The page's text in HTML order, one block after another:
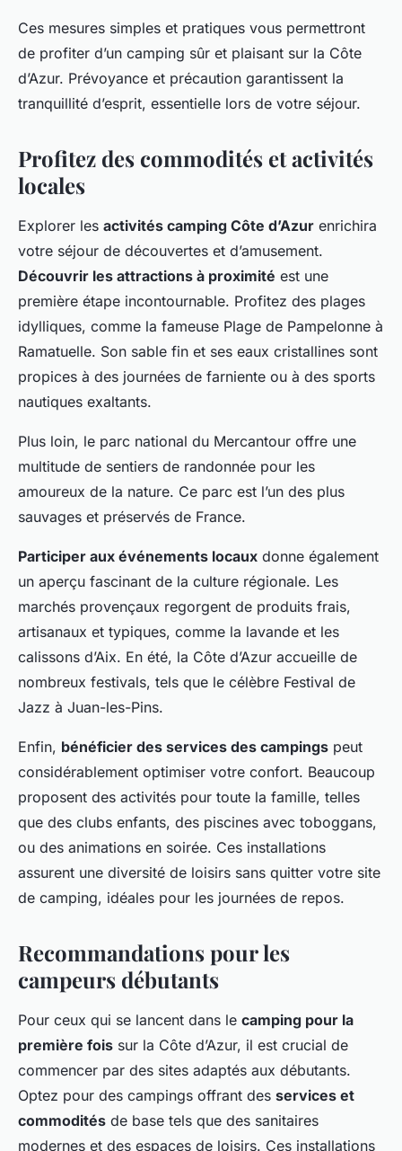
Ces mesures simples et pratiques vous permettront
de profiter d’un camping sûr et plaisant sur la Côte
d’Azur. Prévoyance et précaution garantissent la
tranquillité d’esprit, essentielle lors de votre séjour.
Profitez des commodités et activités
locales
Explorer les activités camping Côte d’Azur enrichira
votre séjour de découvertes et d’amusement.
Découvrir les attractions à proximité est une
première étape incontournable. Profitez des plages
idylliques, comme la fameuse Plage de Pampelonne à
Ramatuelle. Son sable fin et ses eaux cristallines sont
propices à des journées de farniente ou à des sports
nautiques exaltants.
Plus loin, le parc national du Mercantour offre une
multitude de sentiers de randonnée pour les
amoureux de la nature. Ce parc est l’un des plus
sauvages et préservés de France.
Participer aux événements locaux donne également
un aperçu fascinant de la culture régionale. Les
marchés provençaux regorgent de produits frais,
artisanaux et typiques, comme la lavande et les
calissons d’Aix. En été, la Côte d’Azur accueille de
nombreux festivals, tels que le célèbre Festival de
Jazz à Juan-les-Pins.
Enfin, bénéficier des services des campings peut
considérablement optimiser votre confort. Beaucoup
proposent des activités pour toute la famille, telles
que des clubs enfants, des piscines avec toboggans,
ou des animations en soirée. Ces installations
assurent une diversité de loisirs sans quitter votre site
de camping, idéales pour les journées de repos.
Recommandations pour les
campeurs débutants
Pour ceux qui se lancent dans le camping pour la
première fois sur la Côte d’Azur, il est crucial de
commencer par des sites adaptés aux débutants.
Optez pour des campings offrant des services et
commodités de base tels que des sanitaires
modernes et des espaces de loisirs. Ces installations